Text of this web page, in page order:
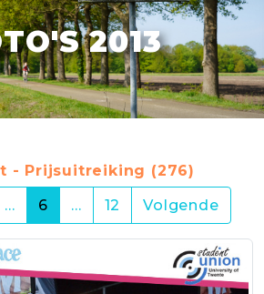
2013
- Prijsuitreiking (276)
… 6(current)
… 12 Volgende